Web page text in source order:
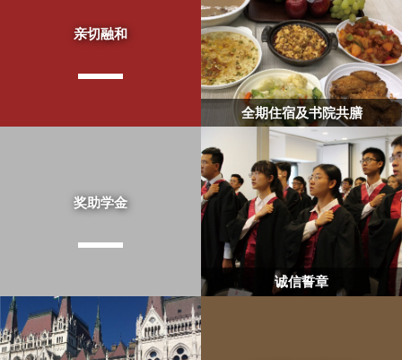
亲切融和
全期住宿及书院共膳
奖助学金
诚信誓章